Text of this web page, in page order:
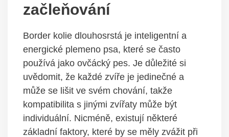
začleňování
Border kolie dlouhosrstá je inteligentní a
energické plemeno psa, které se často
používá jako ovčácký pes. Je důležité si
uvědomit, že každé zvíře je jedinečné a
může se lišit ve svém chování, takže
kompatibilita s jinými zvířaty může být
individuální. Nicméně, existují některé
základní faktory, které by se měly zvážit při